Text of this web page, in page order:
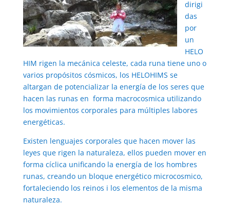
dirigi
das
por
un
HELO
HIM rigen la mecánica celeste, cada runa tiene uno o
varios propósitos cósmicos, los HELOHIMS se
altargan de potencializar la energía de los seres que
hacen las runas en forma macrocosmica utilizando
los movimientos corporales para múltiples labores
energéticas.
Existen lenguajes corporales que hacen mover las
leyes que rigen la naturaleza, ellos pueden mover en
forma cíclica unificando la energía de los hombres
runas, creando un bloque energético microcosmico,
fortaleciendo los reinos i los elementos de la misma
naturaleza.